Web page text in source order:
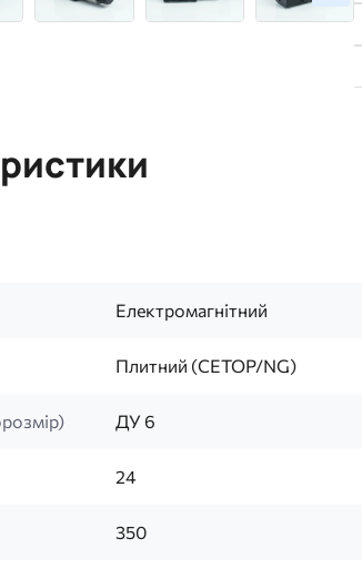
Електромагнітний
Плитний (CETOP/NG)
ДУ 6
24
350